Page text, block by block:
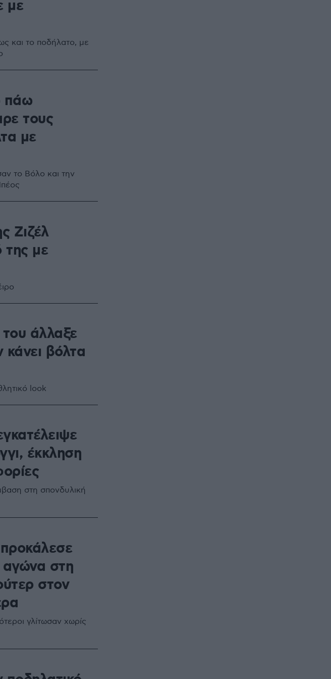
με
και το ποδήλατο, με
πάω
τους
με
το Βόλο και την
Ζιζέλ
της με
άλλαξε
βόλτα
look
έκκληση
στη σπονδυλική
αγώνα στη
στον
γλίτωσαν χωρίς